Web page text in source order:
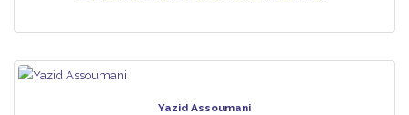
Yazid Assoumani